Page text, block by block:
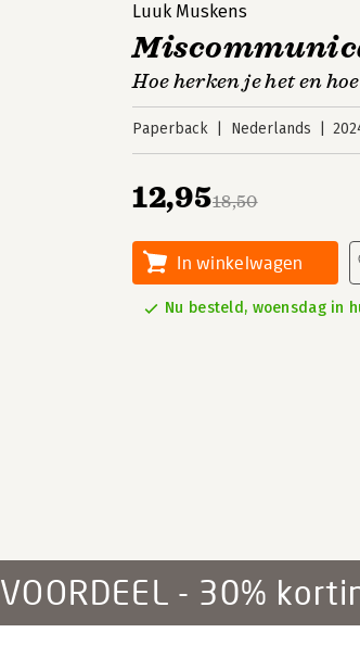
Luuk Muskens
Hoe herken je het en
Paperback Nederlands
18,50
12,95
In winkelwagen
Nu besteld, woensdag in
VOORDEEL - 30%